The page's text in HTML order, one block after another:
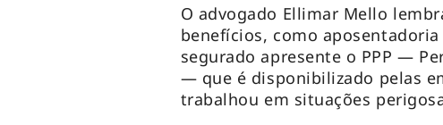
O advogado Ellimar Mello
benefícios, como
segurado apresente o PPP —
— que é disponibilizado pelas
trabalhou em situações